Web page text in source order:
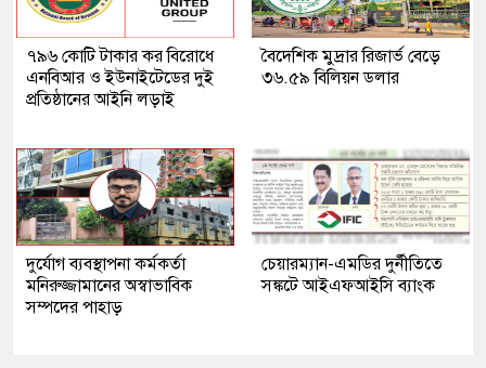
৭৯৬ কোটি টাকার কর বিরোধে
এনবিআর ও ইউনাইটেডের দুই
প্রতিষ্ঠানের আইনি লড়াই
বৈদেশিক মুদ্রার রিজার্ভ বেড়ে
৩৬.৫৯ বিলিয়ন ডলার
দুর্যোগ ব্যবস্থাপনা কর্মকর্তা
মনিরুজ্জামানের অস্বাভাবিক
সম্পদের পাহাড়
চেয়ারম্যান-এমডির দুর্নীতিতে
সঙ্কটে আইএফআইসি ব্যাংক